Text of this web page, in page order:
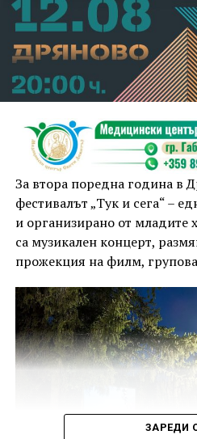
За втора поредна година в
фестивалът „Тук и сега“ –
и организирано от младите
са музикален концерт,
прожекция на филм,
ЗАРЕДИ